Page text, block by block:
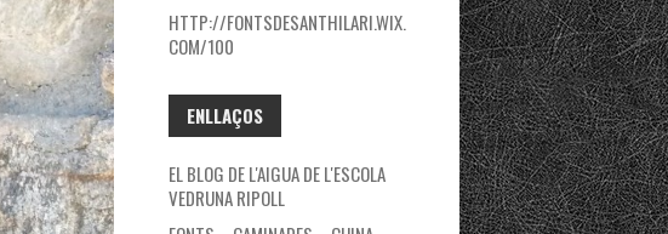
HTTP://FONTSDESANTHILARI.WIX.
COM/100
ENLLAÇOS
EL BLOG DE L'AIGUA DE L'ESCOLA
VEDRUNA RIPOLL